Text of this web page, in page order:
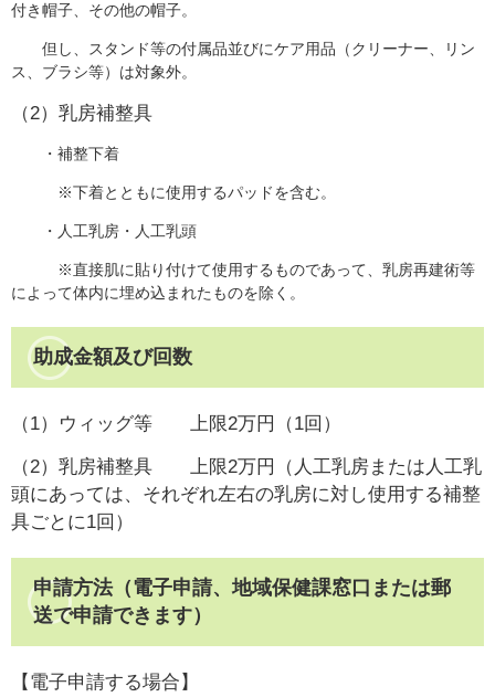
付き帽子、その他の帽子。
但し、スタンド等の付属品並びにケア用品（クリーナー、リン
ス、ブラシ等）は対象外。
（2）乳房補整具
・補整下着
※下着とともに使用するパッドを含む。
・人工乳房・人工乳頭
※直接肌に貼り付けて使用するものであって、乳房再建術等
によって体内に埋め込まれたものを除く。
助成金額及び回数
（1）ウィッグ等 上限2万円（1回）
（2）乳房補整具 上限2万円（人工乳房または人工乳
頭にあっては、それぞれ左右の乳房に対し使用する補整
具ごとに1回​）
申請方法（電子申請、地域保健課窓口または郵
送で申請できます）
【電子申請する場合】